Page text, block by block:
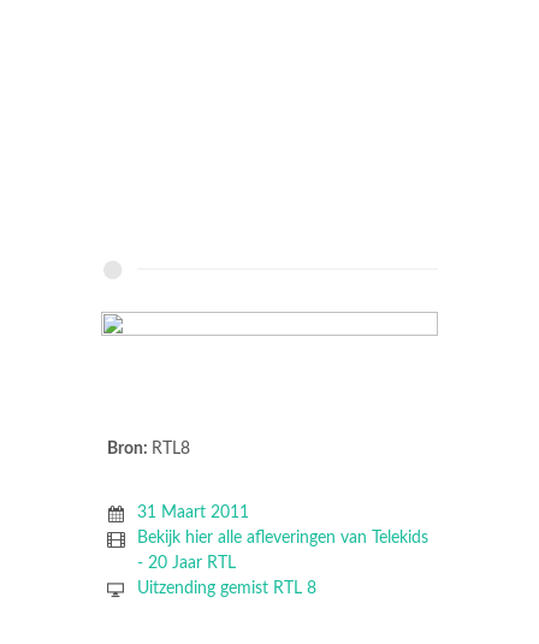
Bron: RTL8
31 Maart 2011
Bekijk hier alle afleveringen van Telekids
- 20 Jaar RTL
Uitzending gemist RTL 8